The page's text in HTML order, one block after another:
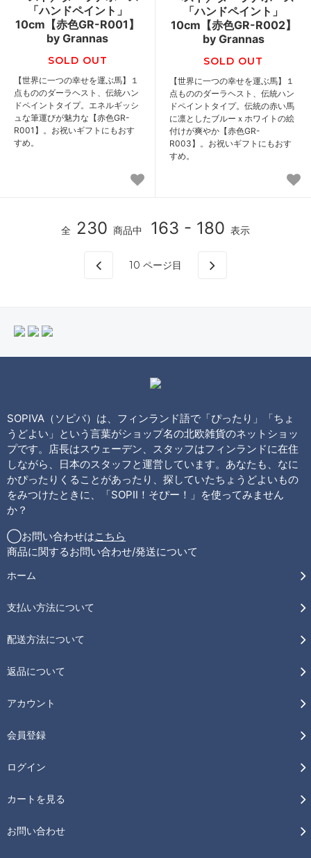
「ハンドペイント」
10cm【赤色GR-R001】
by Grannas
SOLD OUT
【世界に一つの幸せを運ぶ馬】１
点もののダーラヘスト、伝統ハン
ドペイントタイプ。エネルギッシ
ュな筆運びが魅力な【赤色GR-
R001】。お祝いギフトにもおす
すめ。
「ハンドペイント」
10cm【赤色GR-R002】
by Grannas
SOLD OUT
【世界に一つの幸せを運ぶ馬】１
点もののダーラヘスト、伝統ハン
ドペイントタイプ。伝統の赤い馬
に凛としたブルーｘホワイトの絵
付けが爽やか【赤色GR-
R003】。お祝いギフトにもおす
すめ。
全 230 商品中 163 - 180 表示
10 ページ目
SOPIVA（ソピバ）は、フィンランド語で「ぴったり」「ちょ
うどよい」という言葉がショップ名の北欧雑貨のネットショッ
プです。店長はスウェーデン、スタッフはフィンランドに在住
しながら、日本のスタッフと運営しています。あなたも、なに
かぴったりくることがあったり、探していたちょうどよいもの
をみつけたときに、「SOPII！そぴー！」を使ってみません
か？
◯お問い合わせはこちら
商品に関するお問い合わせ/発送について
ホーム
支払い方法について
配送方法について
返品について
アカウント
会員登録
ログイン
カートを見る
お問い合わせ